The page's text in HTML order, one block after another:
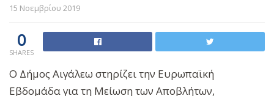
15 Νοεμβρίου 2019
0
SHARES
Ο Δήμος Αιγάλεω στηρίζει την Ευρωπαϊκή
Εβδομάδα για τη Μείωση των Αποβλήτων,